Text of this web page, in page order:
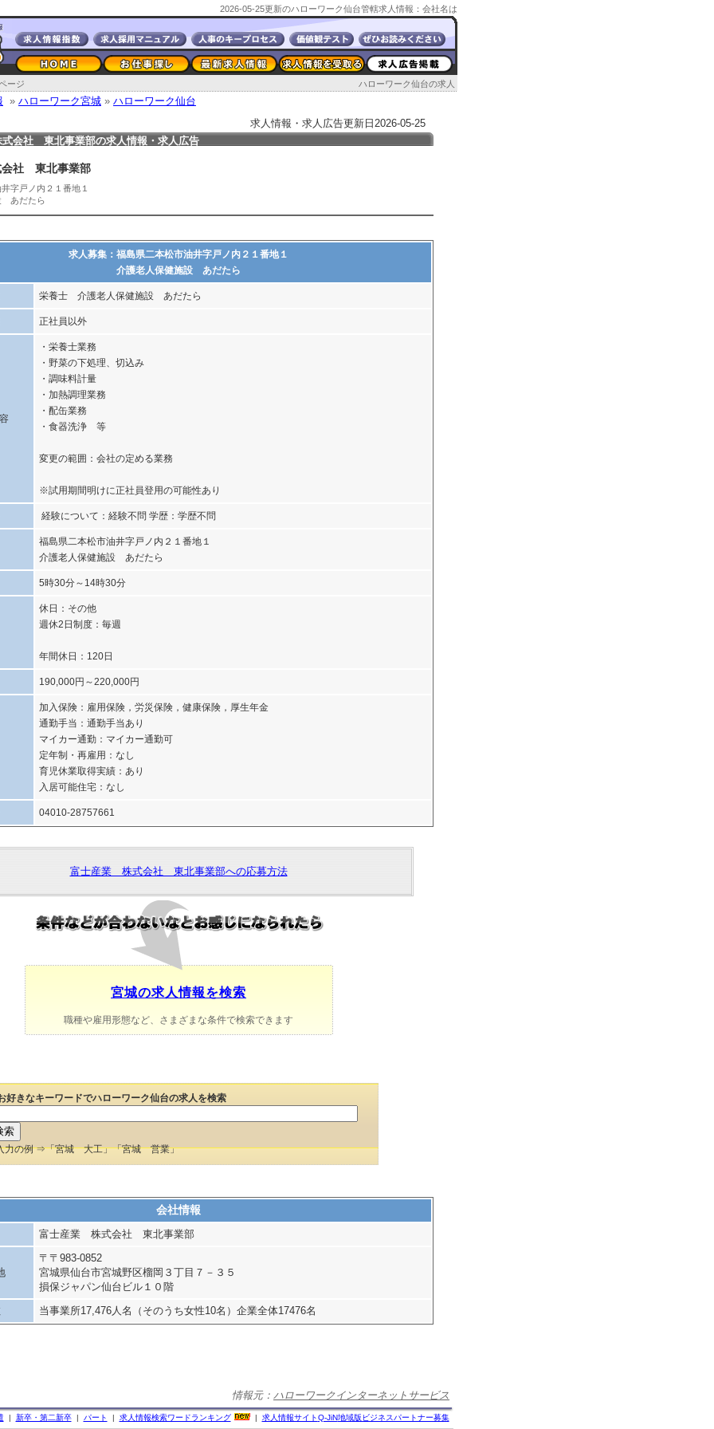
2026-05-25更新のハローワーク仙台管轄求人情報：会社名は
ハローワーク仙台の求人
ージ
» ハローワーク宮城 » ハローワーク仙台
求人情報・求人広告更新日2026-05-25
会社 東北事業部の求人情報・求人広告
社 東北事業部
字戸ノ内２１番地１
あだたら
求人募集：福島県二本松市油井字戸ノ内２１番地１
介護老人保健施設 あだたら
栄養士 介護老人保健施設 あだたら
正社員以外
・栄養士業務
・野菜の下処理、切込み
・調味料計量
・加熱調理業務
・配缶業務
・食器洗浄 等
変更の範囲：会社の定める業務
※試用期間明けに正社員登用の可能性あり
経験について：経験不問 学歴：学歴不問
福島県二本松市油井字戸ノ内２１番地１
介護老人保健施設 あだたら
5時30分～14時30分
休日：その他
週休2日制度：毎週
年間休日：120日
190,000円～220,000円
加入保険：雇用保険，労災保険，健康保険，厚生年金
通勤手当：通勤手当あり
マイカー通勤：マイカー通勤可
定年制・再雇用：なし
育児休業取得実績：あり
入居可能住宅：なし
04010-28757661
富士産業 株式会社 東北事業部への応募方法
宮城の求人情報を検索
職種や雇用形態など、さまざまな条件で検索できます
好きなキーワードでハローワーク仙台の求人を検索
力の例 ⇒「宮城 大工」「宮城 営業」
会社情報
富士産業 株式会社 東北事業部
〒〒983-0852
宮城県仙台市宮城野区榴岡３丁目７－３５
損保ジャパン仙台ビル１０階
当事業所17,476人名（そのうち女性10名）企業全体17476名
情報元： ハローワークインターネットサービス
| 新卒・第二新卒| パート | 求人情報検索ワードランキング | 求人情報サイトQ-JiN地域版ビジネスパートナー募集